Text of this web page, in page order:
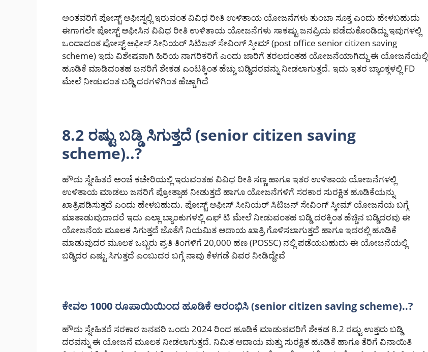
ಅಂತವರಿಗೆ ಪೋಸ್ಟ್ ಆಫೀಸ್ನಲ್ಲಿ ಇರುವಂತ ವಿವಿಧ ರೀತಿ ಉಳಿತಾಯ ಯೋಜನೆಗಳು ತುಂಬಾ ಸೂಕ್ತ ಎಂದು ಹೇಳಬಹುದು
ಈಗಾಗಲೇ ಪೋಸ್ಟ್ ಆಫೀಸಿನ ವಿವಿಧ ರೀತಿ ಉಳಿತಾಯ ಯೋಜನೆಗಳು ಸಾಕಷ್ಟು ಜನಪ್ರಿಯ ಪಡೆದುಕೊಂಡಿದ್ದು ಇವುಗಳಲ್ಲಿ
ಒಂದಾದಂತ ಪೋಸ್ಟ್ ಆಫೀಸ್ ಸೀನಿಯರ್ ಸಿಟಿಜನ್ ಸೇವಿಂಗ್ ಸ್ಕೀಮ್ (post office senior citizen saving
scheme) ಇದು ವಿಶೇಷವಾಗಿ ಹಿರಿಯ ನಾಗರಿಕರಿಗೆ ಎಂದು ಜಾರಿಗೆ ತರಲದಂತಹ ಯೋಜನೆಯಾಗಿದ್ದು ಈ ಯೋಜನೆಯಲ್ಲಿ
ಹೂಡಿಕೆ ಮಾಡಿದಂತಹ ಜನರಿಗೆ ಶೇಕಡ ಎಂಟಕ್ಕಿಂತ ಹೆಚ್ಚು ಬಡ್ಡಿದರವನ್ನು ನೀಡಲಾಗುತ್ತದೆ. ಇದು ಇತರ ಬ್ಯಾಂಕ್ಗಳಲ್ಲಿ FD
ಮೇಲೆ ನೀಡುವಂತ ಬಡ್ಡಿ ದರಗಳಿಗಿಂತ ಹೆಚ್ಚಾಗಿದೆ
8.2 ರಷ್ಟು ಬಡ್ಡಿ ಸಿಗುತ್ತದೆ (senior citizen saving
scheme)..?
ಹೌದು ಸ್ನೇಹಿತರೆ ಅಂಚೆ ಕಚೇರಿಯಲ್ಲಿ ಇರುವಂತಹ ವಿವಿಧ ರೀತಿ ಸಣ್ಣ ಹಾಗೂ ಇತರ ಉಳಿತಾಯ ಯೋಜನೆಗಳಲ್ಲಿ
ಉಳಿತಾಯ ಮಾಡಲು ಜನರಿಗೆ ಪ್ರೋತ್ಸಾಹ ನೀಡುತ್ತದೆ ಹಾಗೂ ಯೋಜನೆಗಳಿಗೆ ಸರಕಾರ ಸುರಕ್ಷಿತ ಹೂಡಿಕೆಯನ್ನು
ಖಾತ್ರಿಪಡಿಸುತ್ತದೆ ಎಂದು ಹೇಳಬಹುದು. ಪೋಸ್ಟ್ ಆಫೀಸ್ ಸೀನಿಯರ್ ಸಿಟಿಜನ್ ಸೇವಿಂಗ್ ಸ್ಕೀಮ್ ಯೋಜನೆಯ ಬಗ್ಗೆ
ಮಾತಾಡುವುದಾದರೆ ಇದು ಎಲ್ಲಾ ಬ್ಯಾಂಕುಗಳಲ್ಲಿ ಎಫ್ ಟಿ ಮೇಲೆ ನೀಡುವಂತಹ ಬಡ್ಡಿ ದರಕ್ಕಿಂತ ಹೆಚ್ಚಿನ ಬಡ್ಡಿದರವು ಈ
ಯೋಜನೆಯ ಮೂಲಕ ಸಿಗುತ್ತದೆ ಜೊತೆಗೆ ನಿಯಮಿತ ಆದಾಯ ಖಾತ್ರಿ ಗೊಳಿಸಲಾಗುತ್ತದೆ ಹಾಗೂ ಇದರಲ್ಲಿ ಹೂಡಿಕೆ
ಮಾಡುವುದರ ಮೂಲಕ ಒಬ್ಬರು ಪ್ರತಿ ತಿಂಗಳಿಗೆ 20,000 ಹಣ (POSSC) ನಲ್ಲಿ ಪಡೆಯಬಹುದು ಈ ಯೋಜನೆಯಲ್ಲಿ
ಬಡ್ಡಿದರ ಎಷ್ಟು ಸಿಗುತ್ತದೆ ಎಂಬುದರ ಬಗ್ಗೆ ನಾವು ಕೆಳಗಡೆ ವಿವರ ನೀಡಿದ್ದೇವೆ
ಕೇವಲ 1000 ರೂಪಾಯಿಯಿಂದ ಹೂಡಿಕೆ ಆರಂಭಿಸಿ (senior citizen saving scheme)..?
ಹೌದು ಸ್ನೇಹಿತರೆ ಸರಕಾರ ಜನವರಿ ಒಂದು 2024 ರಿಂದ ಹೂಡಿಕೆ ಮಾಡುವವರಿಗೆ ಶೇಕಡ 8.2 ರಷ್ಟು ಉತ್ತಮ ಬಡ್ಡಿ
ದರವನ್ನು ಈ ಯೋಜನೆ ಮೂಲಕ ನೀಡಲಾಗುತ್ತದೆ. ನಿಮಿತ ಆದಾಯ ಮತ್ತು ಸುರಕ್ಷಿತ ಹೂಡಿಕೆ ಹಾಗೂ ತೆರಿಗೆ ವಿನಾಯಿತಿ